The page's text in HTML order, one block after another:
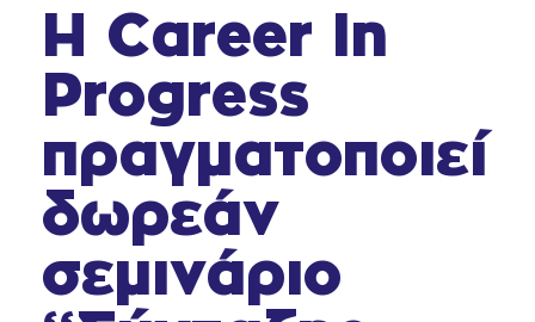
Η Career In
Progress
πραγματοποιεί
δωρεάν
σεμινάριο